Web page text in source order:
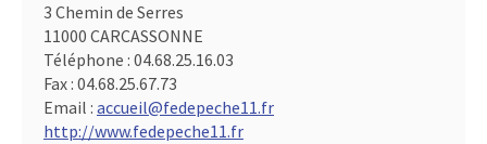
3 Chemin de Serres
11000 CARCASSONNE
Téléphone : 04.68.25.16.03
Fax : 04.68.25.67.73
Email : accueil@fedepeche11.fr
http://www.fedepeche11.fr